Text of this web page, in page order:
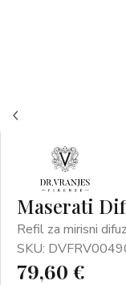
Maserati
Refil za mirisni
SKU:
79,60 €